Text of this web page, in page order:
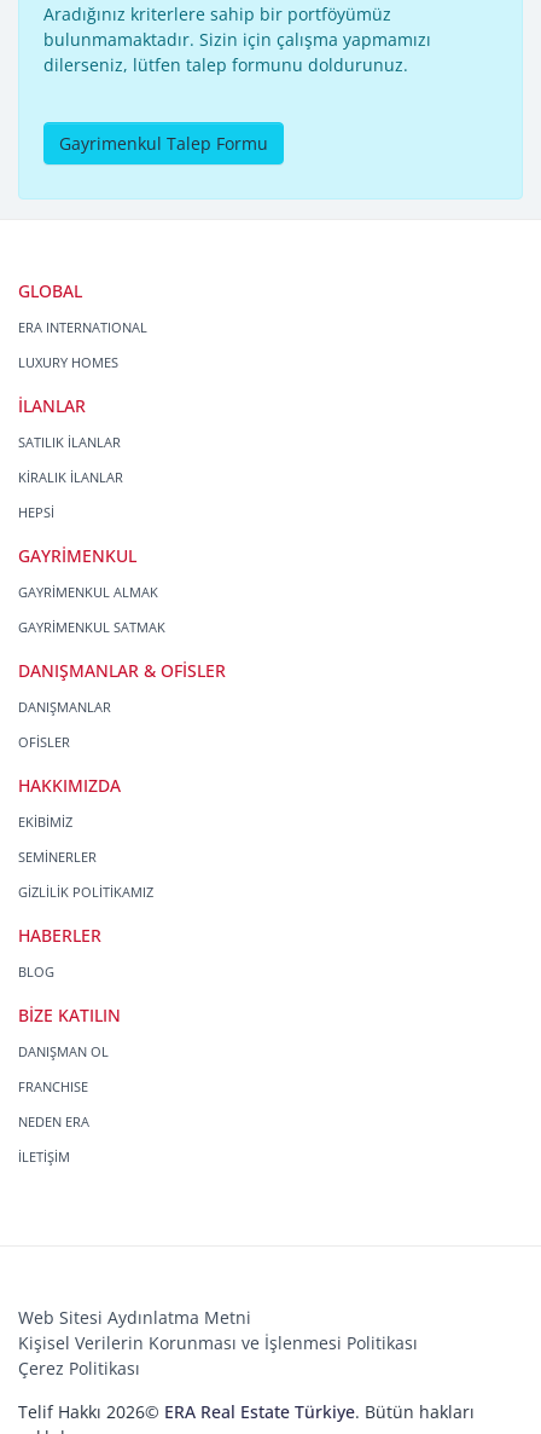
Aradığınız kriterlere sahip bir portföyümüz
bulunmamaktadır. Sizin için çalışma yapmamızı
dilerseniz, lütfen talep formunu doldurunuz.
Gayrimenkul Talep Formu
GLOBAL
ERA INTERNATIONAL
LUXURY HOMES
İLANLAR
SATILIK İLANLAR
KİRALIK İLANLAR
HEPSİ
GAYRİMENKUL
GAYRİMENKUL ALMAK
GAYRİMENKUL SATMAK
DANIŞMANLAR & OFİSLER
DANIŞMANLAR
OFİSLER
HAKKIMIZDA
EKİBİMİZ
SEMİNERLER
GİZLİLİK POLİTİKAMIZ
HABERLER
BLOG
BİZE KATILIN
DANIŞMAN OL
FRANCHISE
NEDEN ERA
İLETİŞİM
Web Sitesi Aydınlatma Metni
Kişisel Verilerin Korunması ve İşlenmesi Politikası
Çerez Politikası
Telif Hakkı 2026© ERA Real Estate Türkiye. Bütün hakları